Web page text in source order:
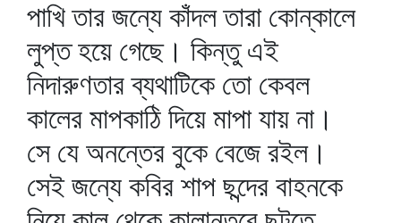
পাখি তার জন্যে কাঁদল তারা কোন্‌কালে
লুপ্ত হয়ে গেছে। কিন্তু এই
নিদারুণতার ব্যথাটিকে তো কেবল
কালের মাপকাঠি দিয়ে মাপা যায় না।
সে যে অনন্তের বুকে বেজে রইল।
সেই জন্যে কবির শাপ ছন্দের বাহনকে